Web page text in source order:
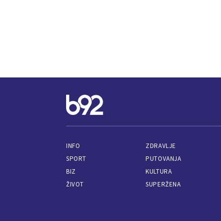
INFO
SPORT
BIZ
ŽIVOT
ZDRAVLJE
PUTOVANJA
KULTURA
SUPERŽENA